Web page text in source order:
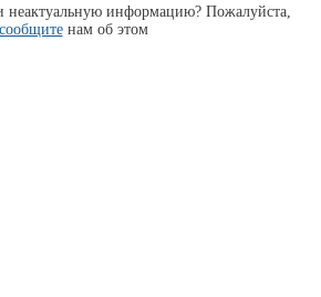
информацию? Пожалуйста,
сообщитенам об этом